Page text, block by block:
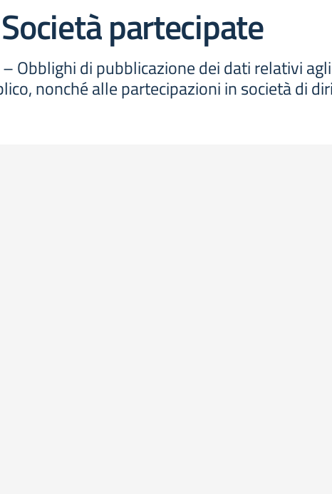
Società partecipate
– Obblighi di pubblicazione dei dati relativi
nonché alle partecipazioni in società di